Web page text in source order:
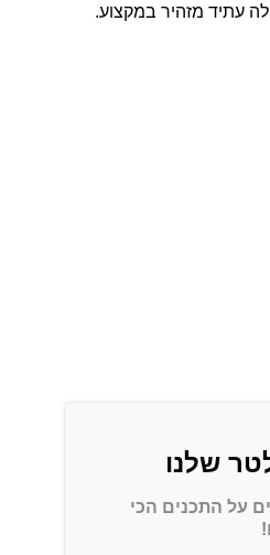
עתיד מזהיר במקצוע.
שלנו
על התכנים הכי